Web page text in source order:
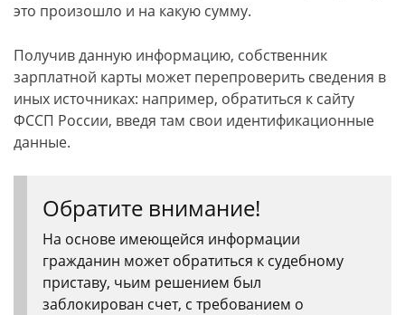
это произошло и на какую сумму.
Получив данную информацию, собственник
зарплатной карты может перепроверить сведения в
иных источниках: например, обратиться к сайту
ФССП России, введя там свои идентификационные
данные.
Обратите внимание!
На основе имеющейся информации
гражданин может обратиться к судебному
приставу, чьим решением был
заблокирован счет, с требованием о